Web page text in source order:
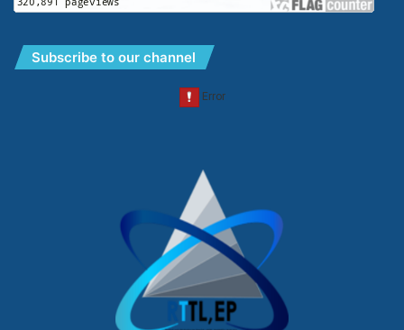
Subscribe to our channel